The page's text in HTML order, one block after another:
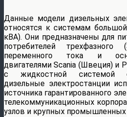
Данные модели дизельных
относятся к системам
кВА). Они предназначены для
потребителей
переменного тока и
двигателями Scania (Швеция) и
с жидкостной системой
дизельные электростанции
источника гарантированного
телекоммуникационных
узлов и крупных промышленных